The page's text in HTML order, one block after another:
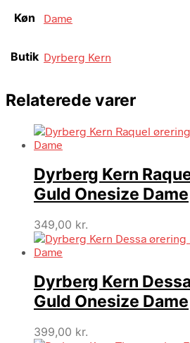
Køn Dame
Butik Dyrberg Kern
Relaterede varer
Dyrberg Kern
Guld Onesize Dame
349,00 kr.
Dyrberg Kern
Guld Onesize Dame
399,00 kr.